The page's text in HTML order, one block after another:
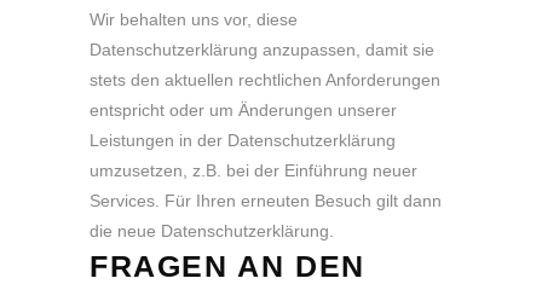
Wir behalten uns vor, diese
Datenschutzerklärung anzupassen, damit sie
stets den aktuellen rechtlichen Anforderungen
entspricht oder um Änderungen unserer
Leistungen in der Datenschutzerklärung
umzusetzen, z.B. bei der Einführung neuer
Services. Für Ihren erneuten Besuch gilt dann
die neue Datenschutzerklärung.
FRAGEN AN DEN